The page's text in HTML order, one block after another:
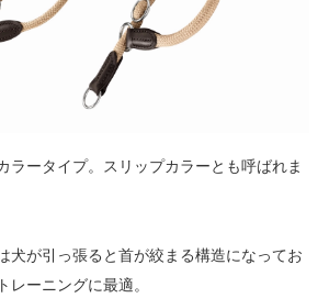
ラータイプ。スリップカラーとも呼ばれま
犬が引っ張ると首が絞まる構造になってお
レーニングに最適。